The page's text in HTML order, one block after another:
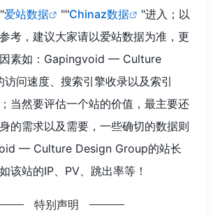
爱站数据 ""Chinaz数据
"进入；以
考，建议大家请以爱站数据为准，更
素如：Gapingvoid — Culture
问速度、搜索引擎收录以及索引
当然要评估一个站的价值，最主要还
的需求以及需要，一些确切的数据则
— Culture Design Group的站长
该站的IP、PV、跳出率等！
特别声明